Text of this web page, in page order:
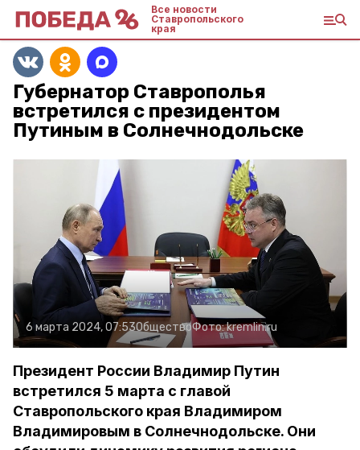
Все новости
Ставропольского
края
Губернатор Ставрополья
встретился с президентом
Путиным в Солнечнодольске
6 марта 2024, 07:53ОбществоФото:kremlin.ru
Президент России Владимир Путин
встретился 5 марта с главой
Ставропольского края Владимиром
Владимировым в Солнечнодольске. Они